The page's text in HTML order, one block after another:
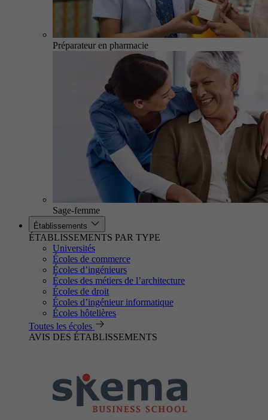
Préparateur en pharmacie
Sage-femme
Établissements
ÉTABLISSEMENTS PAR TYPE
Universités
Écoles de commerce
Écoles d’ingénieurs
Écoles des métiers de l’architecture
Écoles de droit
Écoles d’ingénieur informatique
Écoles hôtelières
Toutes les écoles
AVIS DES ÉTABLISSEMENTS